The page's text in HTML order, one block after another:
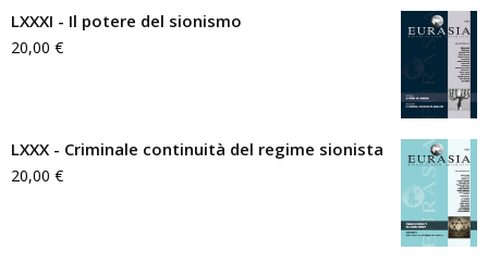
LXXXI - Il potere del sionismo
20,00 €
LXXX - Criminale continuità del regime sionista
20,00 €